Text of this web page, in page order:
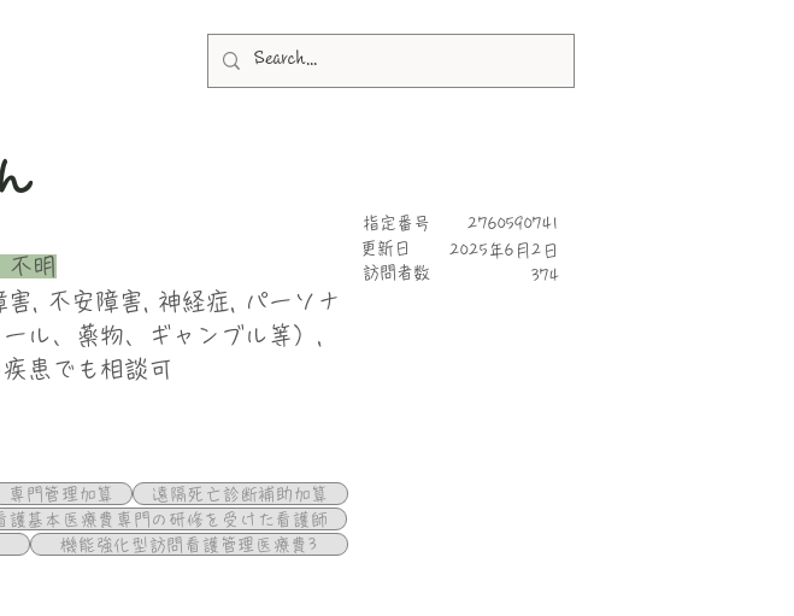
不明
, 不安障害, 神経症, パーソナ
ル、薬物、ギャンブル等）,
患でも相談可
指定番号
2760590741
更新日
2025年6月2日
​訪問者数
374
専門管理加算
遠隔死亡診断補助加算
護基本医療費専門の研修を受けた看護師
機能強化型訪問看護管理医療費3